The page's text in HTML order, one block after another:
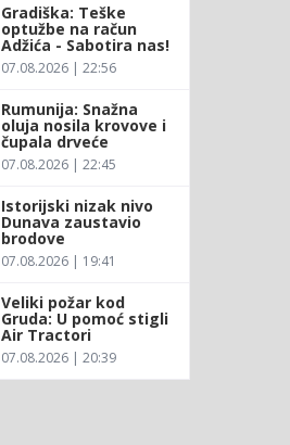
Gradiška: Teške
optužbe na račun
Adžića - Sabotira nas!
07.08.2026 | 22:56
Rumunija: Snažna
oluja nosila krovove i
čupala drveće
07.08.2026 | 22:45
Istorijski nizak nivo
Dunava zaustavio
brodove
07.08.2026 | 19:41
Veliki požar kod
Gruda: U pomoć stigli
Air Tractori
07.08.2026 | 20:39